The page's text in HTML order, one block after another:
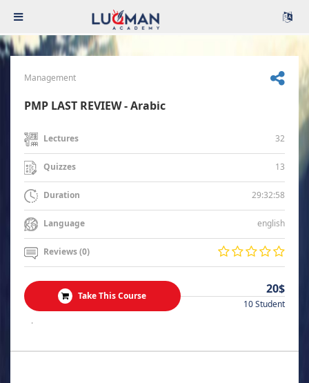
Management
PMP LAST REVIEW - Arabic
Lectures 32
Quizzes 13
Duration 29:32:58
Language english
Reviews (0)
Take This Course 20$
10 Student
.